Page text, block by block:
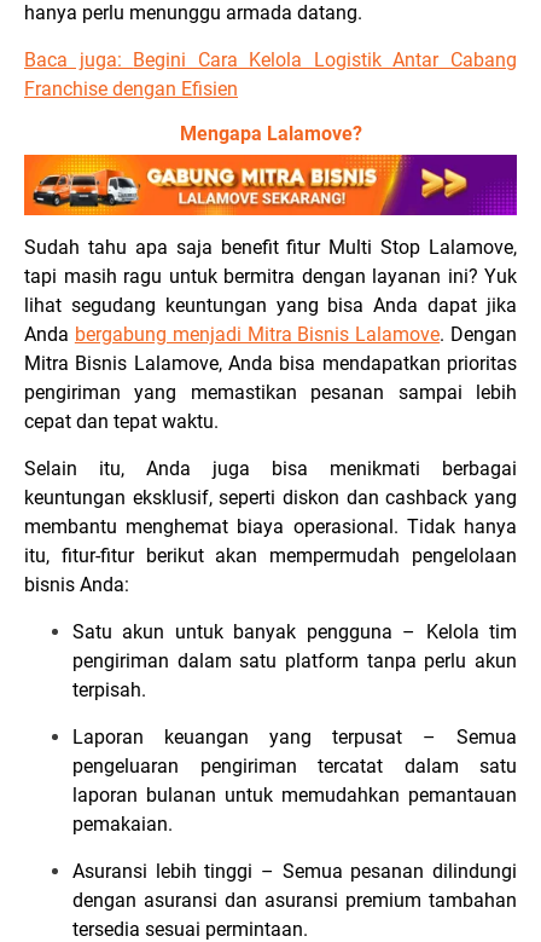
hanya perlu menunggu armada datang.
Baca juga: Begini Cara Kelola Logistik Antar Cabang
Franchise dengan Efisien
Mengapa Lalamove?
Sudah tahu apa saja benefit fitur Multi Stop Lalamove,
tapi masih ragu untuk bermitra dengan layanan ini? Yuk
lihat segudang keuntungan yang bisa Anda dapat jika
Anda bergabung menjadi Mitra Bisnis Lalamove. Dengan
Mitra Bisnis Lalamove, Anda bisa mendapatkan prioritas
pengiriman yang memastikan pesanan sampai lebih
cepat dan tepat waktu.
Selain itu, Anda juga bisa menikmati berbagai
keuntungan eksklusif, seperti diskon dan cashback yang
membantu menghemat biaya operasional. Tidak hanya
itu, fitur-fitur berikut akan mempermudah pengelolaan
bisnis Anda:
Satu akun untuk banyak pengguna – Kelola tim
pengiriman dalam satu platform tanpa perlu akun
terpisah.
Laporan keuangan yang terpusat – Semua
pengeluaran pengiriman tercatat dalam satu
laporan bulanan untuk memudahkan pemantauan
pemakaian.
Asuransi lebih tinggi – Semua pesanan dilindungi
dengan asuransi dan asuransi premium tambahan
tersedia sesuai permintaan.